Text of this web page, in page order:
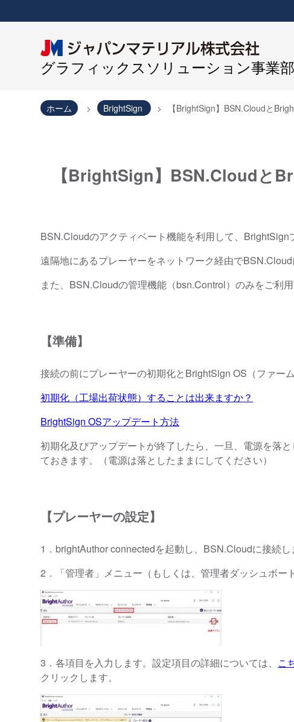
グラフィックスソリューション事業
ホーム BrightSign 【BrightSign】BSN.Cloudと
【BrightSign】BSN.Cloudと
BSN.Cloudのアクティベート機能を利用して、
遠隔地にあるプレーヤーをネットワーク経由でBSN.Cloud
また、BSN.Cloudの管理機能（bsn.Control）のみをご利
【準備】
接続の前にプレーヤーの初期化とBrightSign OS（ファー
初期化（工場出荷状態）することは出来ますか？
BrightSign OSアップデート方法
初期化及びアップデートが終了したら、一旦、電源を落
ておきます。（電源は落としたままにしてください）
【プレーヤーの設定】
1．brightAuthor connectedを起動し、BSN.Cloudに接続
2．「管理者」メニュー（もしくは、管理者ダッシュボー
3．各項目を入力します。設定項目の詳細については、 こ
クリックします。